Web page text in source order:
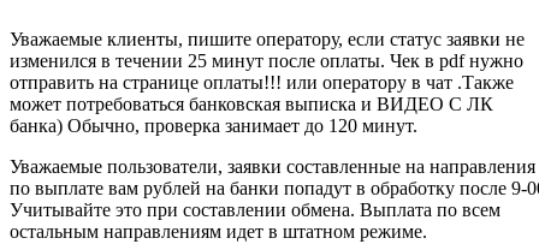
Уважаемые клиенты, пишите оператору, если статус заявки не
изменился в течении 25 минут после оплаты. Чек в pdf нужно
отправить на странице оплаты!!! или оператору в чат .Также
может потребоваться банковская выписка и ВИДЕО С ЛК
банка) Обычно, проверка занимает до 120 минут.
Уважаемые пользователи, заявки составленные на направления
по выплате вам рублей на банки попадут в обработку после 9-
Учитывайте это при составлении обмена. Выплата по всем
остальным направлениям идет в штатном режиме.